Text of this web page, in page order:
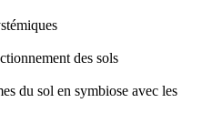
des sols
du sol en symbiose avec les